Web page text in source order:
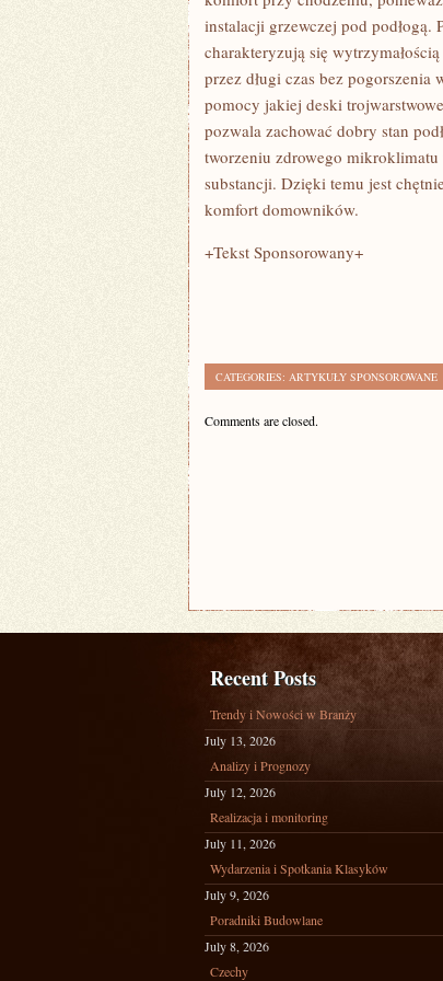
instalacji grzewczej pod podłogą.
charakteryzują się
przez długi czas bez
pomocy jakiej deski
pozwala zachować dobry stan
tworzeniu zdrowego
substancji. Dzięki temu jest
komfort domowników.
+Tekst Sponsorowany+
CATEGORIES: ARTYKUŁY SPONSOROWANE
Comments are closed.
Recent Posts
Trendy i Nowości w Branży
July 13, 2026
Analizy i Prognozy
July 12, 2026
Realizacja i monitoring
July 11, 2026
Wydarzenia i Spotkania Klasyków
July 9, 2026
Poradniki Budowlane
July 8, 2026
Czechy